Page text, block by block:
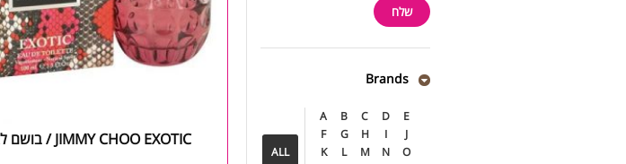
JIMMY CHOO EXOTIC / בושם לאשה...
Brands
ALL
A B C D
E
F
G H I
J
K
L M N
O